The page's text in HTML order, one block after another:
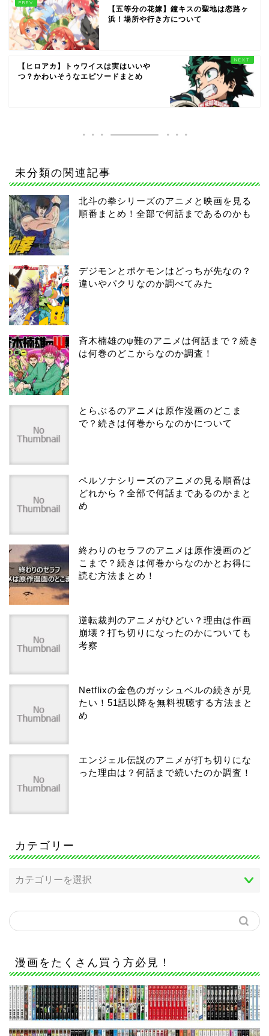
【五等分の花嫁】鐘キスの聖地は恋路ヶ
浜！場所や行き方について
【ヒロアカ】トゥワイスは実はいいや
つ？かわいそうなエピソードまとめ
未分類の関連記事
北斗の拳シリーズのアニメと映画を見る
順番まとめ！全部で何話まであるのかも
デジモンとポケモンはどっちが先なの？
違いやパクリなのか調べてみた
斉木楠雄のψ難のアニメは何話まで？続き
は何巻のどこからなのか調査！
とらぶるのアニメは原作漫画のどこま
で？続きは何巻からなのかについて
ペルソナシリーズのアニメの見る順番は
どれから？全部で何話まであるのかまと
め
終わりのセラフのアニメは原作漫画のど
こまで？続きは何巻からなのかとお得に
読む方法まとめ！
逆転裁判のアニメがひどい？理由は作画
崩壊？打ち切りになったのかについても
考察
Netflixの金色のガッシュベルの続きが見
たい！51話以降を無料視聴する方法まと
め
エンジェル伝説のアニメが打ち切りにな
った理由は？何話まで続いたのか調査！
カテゴリー
漫画をたくさん買う方必見！